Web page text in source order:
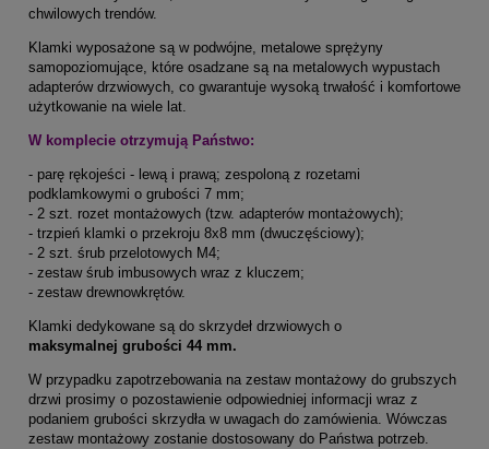
chwilowych trendów.
Klamki wyposażone są w podwójne, metalowe sprężyny
samopoziomujące, które osadzane są na metalowych wypustach
adapterów drzwiowych, co gwarantuje wysoką trwałość i komfortowe
użytkowanie na wiele lat.
W komplecie otrzymują Państwo:
- parę rękojeści - lewą i prawą; zespoloną z rozetami
podklamkowymi o grubości 7 mm;
- 2 szt. rozet montażowych (tzw. adapterów montażowych);
- trzpień klamki o przekroju 8x8 mm (dwuczęściowy);
- 2 szt. śrub przelotowych M4;
- zestaw śrub imbusowych wraz z kluczem;
- zestaw drewnowkrętów.
Klamki dedykowane są do skrzydeł drzwiowych o
maksymalnej grubości 44 mm.
W przypadku zapotrzebowania na zestaw montażowy do grubszych
drzwi prosimy o pozostawienie odpowiedniej informacji wraz z
podaniem grubości skrzydła w uwagach do zamówienia. Wówczas
zestaw montażowy zostanie dostosowany do Państwa potrzeb.